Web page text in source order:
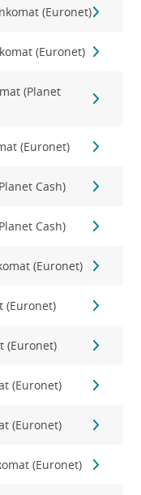
(Euronet)
(Euronet)
(Planet
(Euronet)
Cash)
Cash)
(Euronet)
(Euronet)
(Euronet)
(Euronet)
(Euronet)
(Euronet)